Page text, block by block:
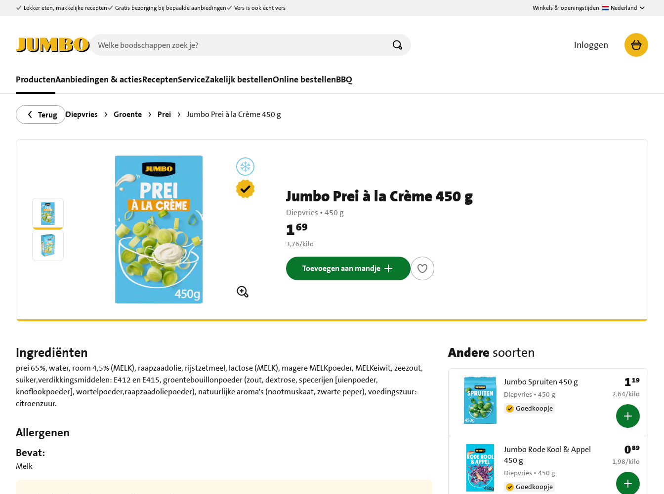
Ga naar zoeken
Ga naar hoofdinhoud
Lekker eten, makkelijke recepten Gratis bezorging bij bepaalde aanbiedingen Vers is ook écht vers Winkels & openingstijden Nederland
Inloggen
ProductenAanbiedingen & actiesReceptenServiceZakelijk bestellenOnline bestellenBBQ
Terug Diepvries Groente Prei Jumbo Prei à la Crème 450 g
Jumbo Prei à la Crème 450 g
Diepvries •450 g
Prijs: € 1,69
169
€ 3,76 per kilo
3,76/kilo
Toevoegen aan mandje
Ingrediënten
prei 65%, water, room 4,5% (MELK), raapzaadolie, rijstzetmeel, lactose (MELK), magere MELKpoeder, MELKeiwit, zeezout,
suiker,verdikkingsmiddelen: E412 en E415, groentebouillonpoeder (zout, dextrose, specerijen [uienpoeder,
knoflookpoeder], wortelpoeder,raapzaadoliepoeder), natuurlijke aroma's (nootmuskaat, zwarte peper), voedingszuur:
citroenzuur.
Allergenen
Bevat:
Melk
Andere soorten
Jumbo Spruiten 450 g
Diepvries • 450 g
Goedkoopje
Prijs: € 1,19
119
€ 2,64 per kilo
2,64/kilo
Jumbo Rode Kool & Appel
450 g
Diepvries • 450 g
Goedkoopje
Prijs: € 0,89
089
€ 1,98 per kilo
1,98/kilo